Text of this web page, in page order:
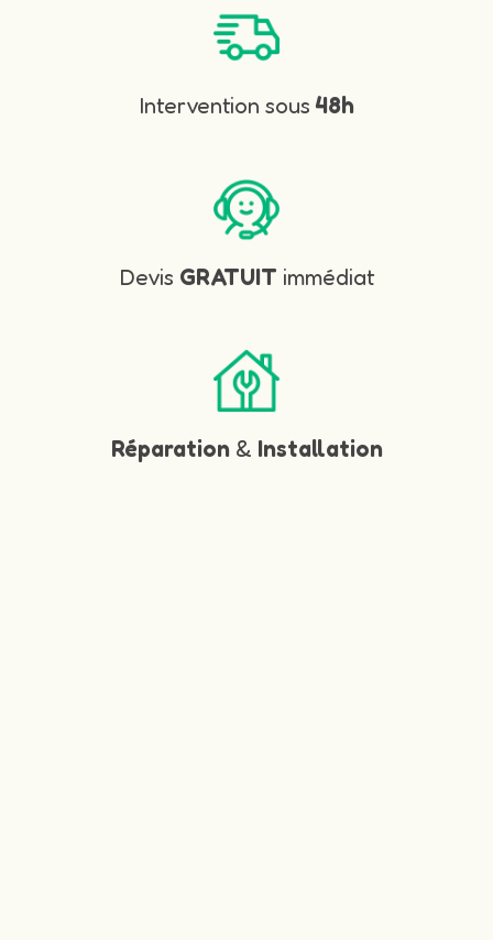
Intervention sous 48h
Devis GRATUIT immédiat
Réparation & Installation